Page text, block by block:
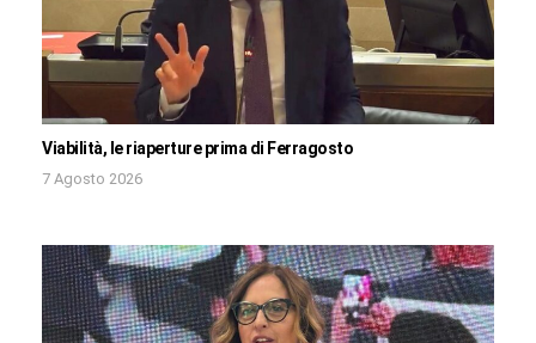
Viabilità, le riaperture prima di Ferragosto
7 Agosto 2026